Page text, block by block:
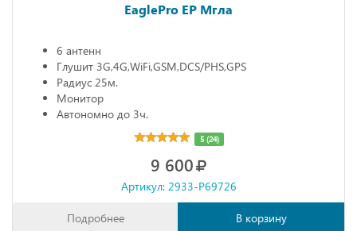
EaglePro EP Мгла
6 антенн
Глушит 3G,4G,WiFi,GSM,DCS/PHS,GPS
Радиус 25м.
Монитор
Автономно до 3ч.
5 (24)
9 600
Артикул: 2933-P69726
Подробнее В корзину